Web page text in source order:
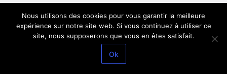
Nous utilisons des cookies pour vous garantir la meilleure
expérience sur notre site web. Si vous continuez à utiliser ce
site, nous supposerons que vous en êtes satisfait.
Ok